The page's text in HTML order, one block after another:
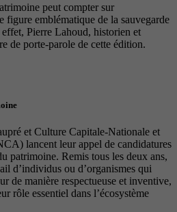
peut compter sur
figure emblématique de la sauvegarde
Pierre Lahoud, historien et
de porte-parole de cette édition.
et Culture Capitale-Nationale et
lancent leur appel de candidatures
patrimoine. Remis tous les deux ans,
d’individus ou d’organismes qui
de manière respectueuse et inventive,
rôle essentiel dans l’écosystème